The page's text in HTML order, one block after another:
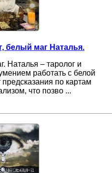
белый маг Наталья.
Наталья – таролог и
работать с белой
по картам
что позво ...